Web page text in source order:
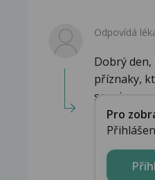
Odpovídá
Dobrý den,
příznaky,
souvise...
Pro